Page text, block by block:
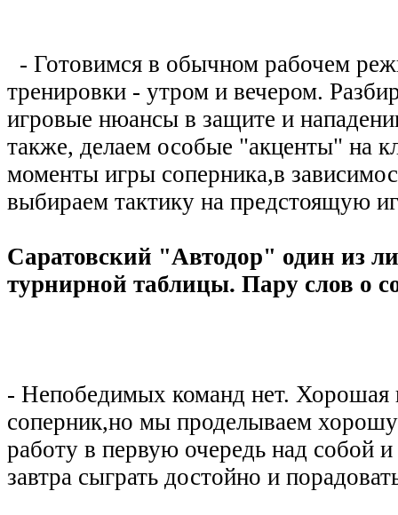
- Готовимся в обычном рабочем
тренировки - утром и вечером.
игровые нюансы в защите и
также, делаем особые "акценты" на
моменты игры соперника,в
выбираем тактику на предстоящую
Саратовский "Автодор" один из
турнирной таблицы. Пару слов о
- Непобедимых команд нет. Хорошая
соперник,но мы проделываем
работу в первую очередь над собой
завтра сыграть достойно и